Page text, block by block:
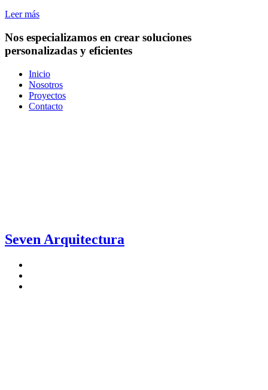
Leer más
Nos especializamos en crear soluciones
personalizadas y eficientes
Inicio
Nosotros
Proyectos
Contacto
Seven Arquitectura